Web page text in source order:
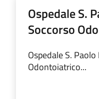
Ospedale S.
Soccorso
Ospedale S.
Odontoiatrico...